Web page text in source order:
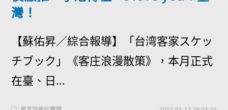
灣！
【蘇佑昇／綜合報導】「台湾客家スケッ
チブック」《客庄浪漫散策》，本月正式
在臺、日...